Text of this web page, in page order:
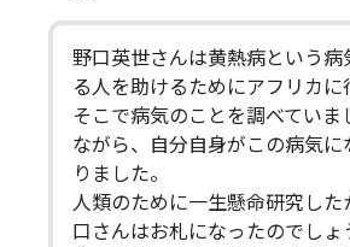
野口英世さんは黄熱病という病
る人を助けるためにアフリカに
そこで病気のことを調べていま
ながら、自分自身がこの病気に
りました。
人類のために一生懸命研究した
口さんはお札になったのでしょ